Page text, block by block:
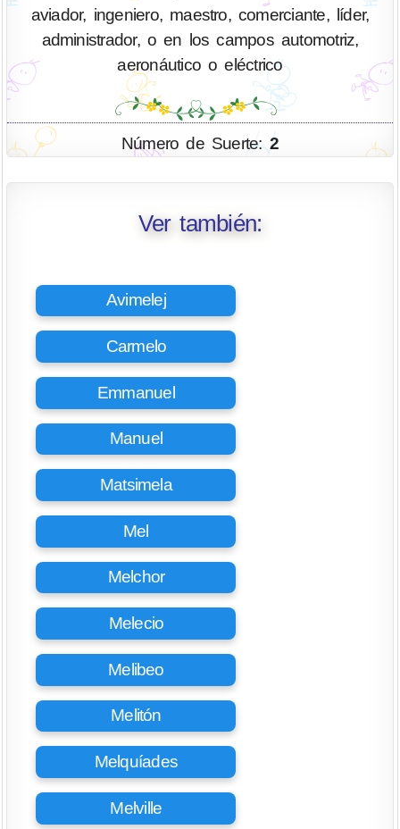
aviador, ingeniero, maestro, comerciante, líder,
administrador, o en los campos automotriz,
aeronáutico o eléctrico
Número de Suerte:2
Ver también:
Avimelej
Carmelo
Emmanuel
Manuel
Matsimela
Mel
Melchor
Melecio
Melibeo
Melitón
Melquíades
Melville